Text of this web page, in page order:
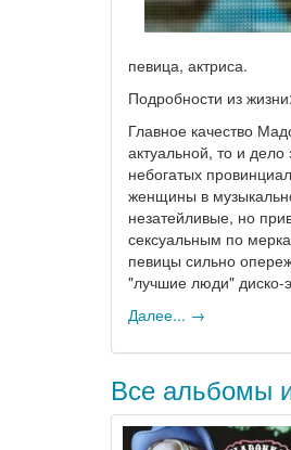
певица, актриса.
Подробности из жизни:
Главное качество
актуальной, то и
небогатых
женщины в
незатейливые, но
сексуальным по
певицы сильно
"лучшие люди"
Далее... →
Все альбомы